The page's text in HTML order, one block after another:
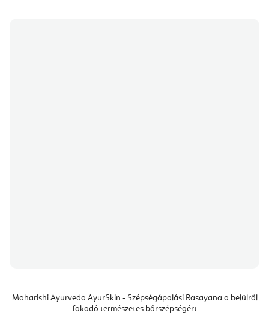
Maharishi Ayurveda AyurSkin - Szépségápolási Rasayana a belülről
fakadó természetes bőrszépségért